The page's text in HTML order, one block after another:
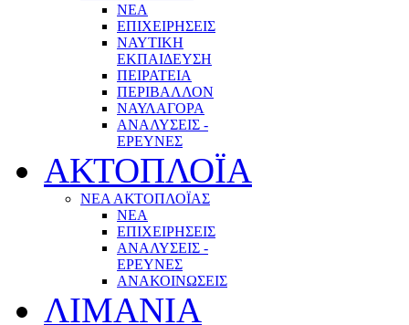
ΝΕΑ
ΕΠΙΧΕΙΡΗΣΕΙΣ
ΝΑΥΤΙΚΗ
ΕΚΠΑΙΔΕΥΣΗ
ΠΕΙΡΑΤΕΙΑ
ΠΕΡΙΒΑΛΛΟΝ
ΝΑΥΛΑΓΟΡΑ
ΑΝΑΛΥΣΕΙΣ -
ΕΡΕΥΝΕΣ
ΑΚΤΟΠΛΟΪΑ
ΝΕΑ ΑΚΤΟΠΛΟΪΑΣ
ΝΕΑ
ΕΠΙΧΕΙΡΗΣΕΙΣ
ΑΝΑΛΥΣΕΙΣ -
ΕΡΕΥΝΕΣ
ΑΝΑΚΟΙΝΩΣΕΙΣ
ΛΙΜΑΝΙΑ